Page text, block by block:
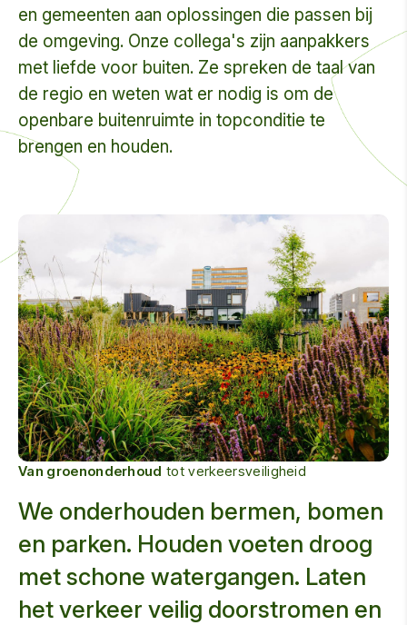
en gemeenten aan oplossingen die passen bij
de omgeving. Onze collega's zijn aanpakkers
met liefde voor buiten. Ze spreken de taal van
de regio en weten wat er nodig is om de
openbare buitenruimte in topconditie te
brengen en houden.
Van groenonderhoud tot verkeersveiligheid
We onderhouden bermen, bomen
en parken. Houden voeten droog
met schone watergangen. Laten
het verkeer veilig doorstromen en